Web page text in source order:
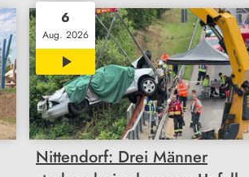
6
Aug. 2026
01:45
Nittendorf: Drei Männer